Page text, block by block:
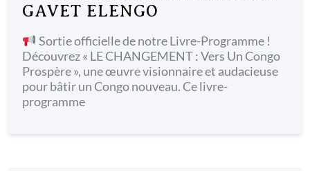
GAVET ELENGO
Sortie officielle de notre Livre-Programme !
Découvrez « LE CHANGEMENT : Vers Un Congo
Prospère », une œuvre visionnaire et audacieuse
pour bâtir un Congo nouveau. Ce livre-
programme